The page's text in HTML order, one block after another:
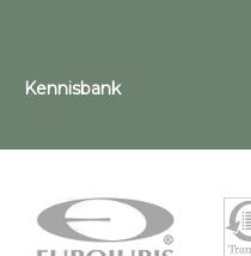
Kennisbank